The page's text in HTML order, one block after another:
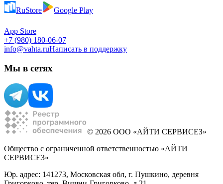
RuStore Google Play
App Store
+7 (980) 180-06-07
info@vahta.ruНаписать в поддержку
Мы в сетях
© 2026 ООО «АЙТИ СЕРВИСЕЗ»
Общество с ограниченной ответственностью «АЙТИ
СЕРВИСЕЗ»
Юр. адрес: 141273, Московская обл, г. Пушкино, деревня